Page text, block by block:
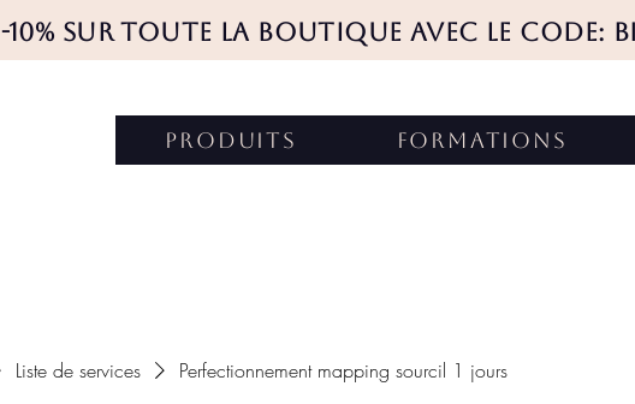
-10% SUR TOUTE LA BOUTIQUE AVEC LE CODE:
produits FORMATIONS
Liste de services Perfectionnement mapping sourcil 1 jours